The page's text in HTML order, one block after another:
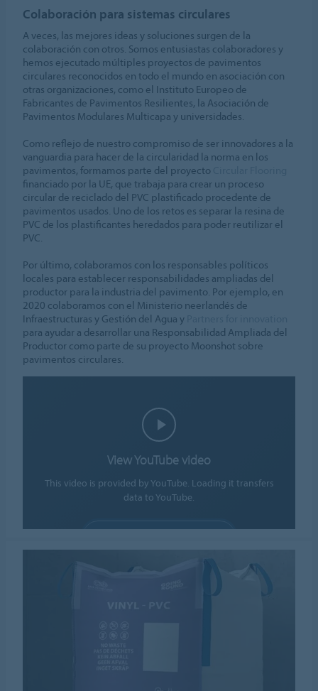
Colaboración para sistemas circulares
A veces, las mejores ideas y soluciones surgen de la
colaboración con otros. Somos entusiastas colaboradores y
hemos ejecutado múltiples proyectos de pavimentos
circulares reconocidos en todo el mundo en asociación con
otras organizaciones, como el Instituto Europeo de
Fabricantes de Pavimentos Resilientes, la Asociación de
Pavimentos Modulares Multicapa y universidades.
Como reflejo de nuestro compromiso de ser innovadores a la
vanguardia para hacer de la circularidad la norma en los
pavimentos, formamos parte del proyecto
financiado por la UE, que trabaja para crear un proceso
circular de reciclado del PVC plastificado procedente de
pavimentos usados. Uno de los retos es separar la resina de
PVC de los plastificantes heredados para poder reutilizar el
PVC.
Por último, colaboramos con los responsables políticos
locales para establecer responsabilidades ampliadas del
productor para la industria del pavimento. Por ejemplo, en
2020 colaboramos con el Ministerio neerlandés de
Infraestructuras y Gestión del Agua y
para ayudar a desarrollar una Responsabilidad Ampliada del
Productor como parte de su proyecto Moonshot sobre
pavimentos circulares.
View YouTube video
This video is provided by YouTube. Loading it transfers
data to YouTube.